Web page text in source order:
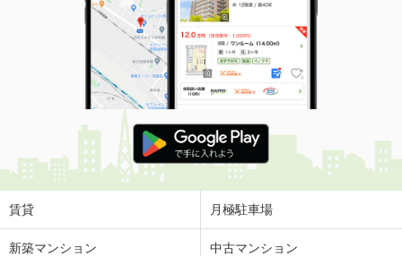
賃貸 月極駐車場
新築マンション 中古マンション